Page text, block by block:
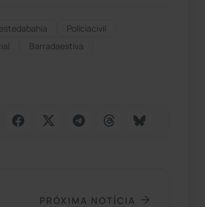
Políciacivil
Barradaestiva
PRÓXIMA NOTÍCIA